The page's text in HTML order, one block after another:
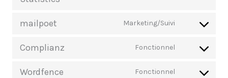
mailpoet Marketing/Suivi
Complianz Fonctionnel
Wordfence Fonctionnel